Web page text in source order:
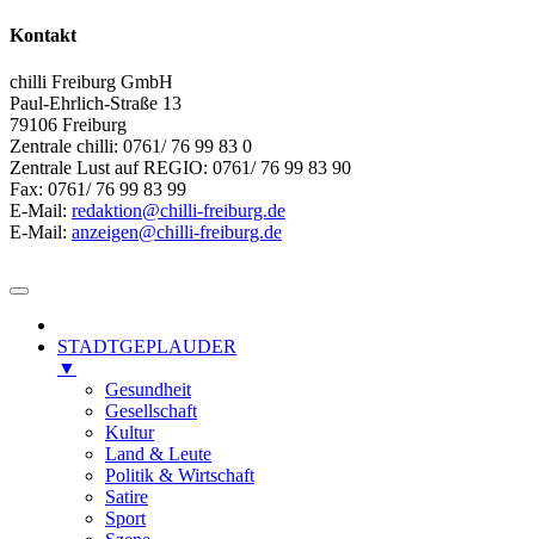
Kontakt
chilli Freiburg GmbH
Paul-Ehrlich-Straße 13
79106 Freiburg
Zentrale chilli: 0761/ 76 99 83 0
Zentrale Lust auf REGIO: 0761/ 76 99 83 90
Fax: 0761/ 76 99 83 99
E-Mail: redaktion@chilli-freiburg.de
E-Mail: anzeigen@chilli-freiburg.de
STADTGEPLAUDER
▼
Gesundheit
Gesellschaft
Kultur
Land & Leute
Politik & Wirtschaft
Satire
Sport